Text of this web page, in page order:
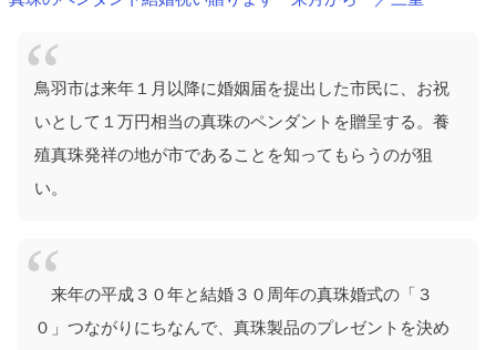
鳥羽市は来年１月以降に婚姻届を提出した市民に、お祝
いとして１万円相当の真珠のペンダントを贈呈する。養
殖真珠発祥の地が市であることを知ってもらうのが狙
い。
来年の平成３０年と結婚３０周年の真珠婚式の「３
０」つながりにちなんで、真珠製品のプレゼントを決め